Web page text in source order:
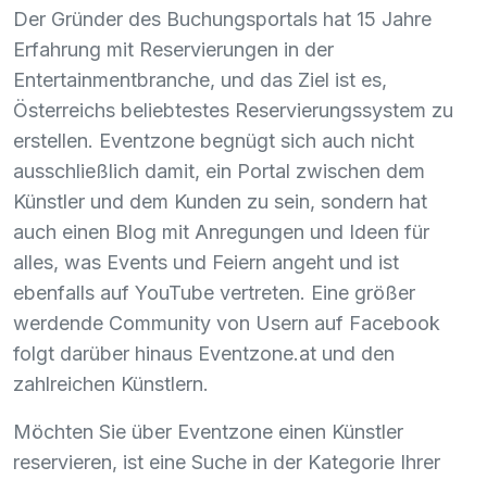
Der Gründer des Buchungsportals hat 15 Jahre
Erfahrung mit Reservierungen in der
Entertainmentbranche, und das Ziel ist es,
Österreichs beliebtestes Reservierungssystem zu
erstellen. Eventzone begnügt sich auch nicht
ausschließlich damit, ein Portal zwischen dem
Künstler und dem Kunden zu sein, sondern hat
auch einen Blog mit Anregungen und Ideen für
alles, was Events und Feiern angeht und ist
ebenfalls auf YouTube vertreten. Eine größer
werdende Community von Usern auf Facebook
folgt darüber hinaus Eventzone.at und den
zahlreichen Künstlern.
Möchten Sie über Eventzone einen Künstler
reservieren, ist eine Suche in der Kategorie Ihrer